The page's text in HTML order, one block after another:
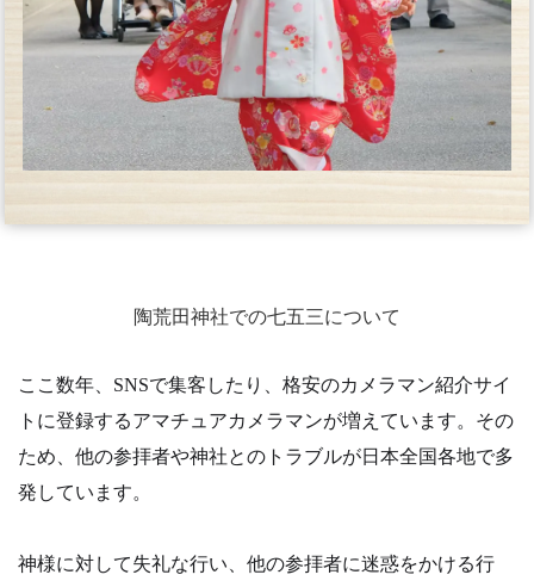
陶荒田神社での七五三について
ここ数年、SNSで集客したり、格安のカメラマン紹介サイ
トに登録するアマチュアカメラマンが増えています。その
ため、他の参拝者や神社とのトラブルが日本全国各地で多
発しています。
神様に対して失礼な行い、他の参拝者に迷惑をかける行